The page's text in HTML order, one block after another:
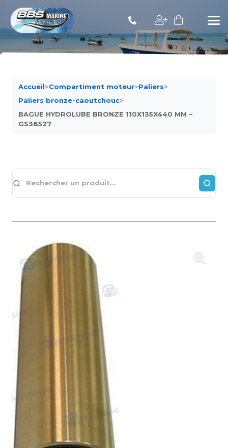
Accueil>Compartiment moteur>Paliers>
Paliers bronze-caoutchouc>
BAGUE HYDROLUBE BRONZE 110X135X440 MM –
GS38527